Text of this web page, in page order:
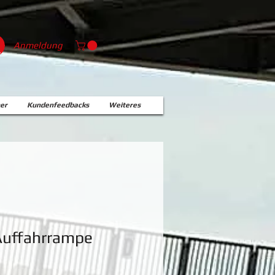
Anmeldung
Kundenfeedbacks Weiteres